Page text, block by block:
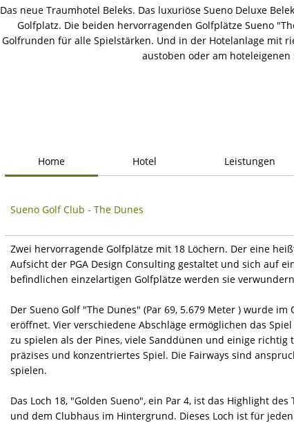
Das neue Traumhotel Beleks. Das luxuriöse Sueno Deluxe
Golfplatz. Die beiden hervorragenden Golfplätze Sueno
Golfrunden für alle Spielstärken. Und in der Hotelanlage mit
austoben oder am
Home Hotel Leistungen
Sueno Golf Club - The Dunes
Zwei hervorragende Golfplätze mit 18 Löchern. Der eine
Aufsicht der PGA Design Consulting gestaltet und sich auf
befindlichen einzelartigen Golfplätze werden sie
Der Sueno Golf "The Dunes" (Par 69, 5.679 Meter ) wurde
eröffnet. Vier verschiedene Abschläge ermöglichen das
zu spielen als der Pines, viele Sanddünen und einige
präzises und konzentriertes Spiel. Die Fairways sind
spielen.
Das Loch 18, "Golden Sueno", ein Par 4, ist das Highlight
und dem Clubhaus im Hintergrund. Dieses Loch ist für